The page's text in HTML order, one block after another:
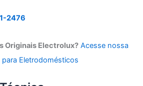
2476
Originais Electrolux? Acesse nossa
para Eletrodomésticos